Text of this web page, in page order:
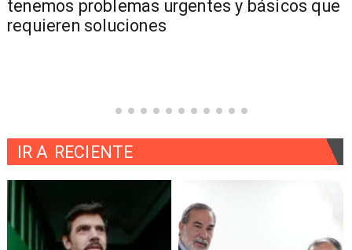
tenemos problemas urgentes y básicos que
requieren soluciones
IR A RECIENTE